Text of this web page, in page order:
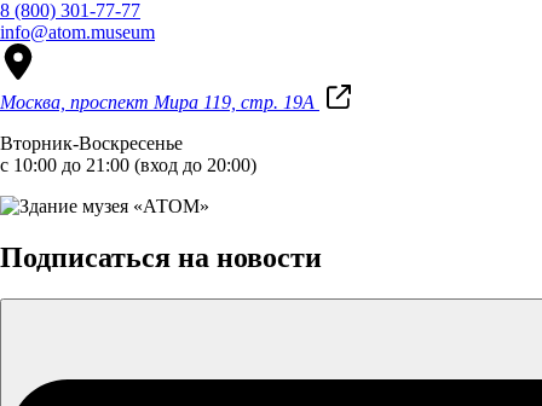
8 (800) 301-77-77
info@atom.museum
Москва, проспект Мира 119, стр. 19А
Вторник-Воскресенье
с 10:00 до 21:00 (вход до 20:00)
Подписаться на новости